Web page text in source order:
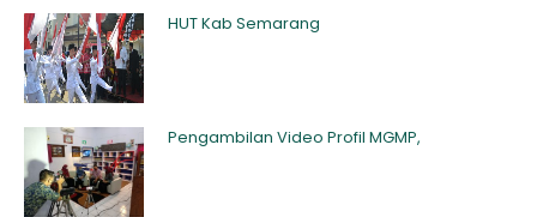
HUT Kab Semarang
Pengambilan Video Profil MGMP,